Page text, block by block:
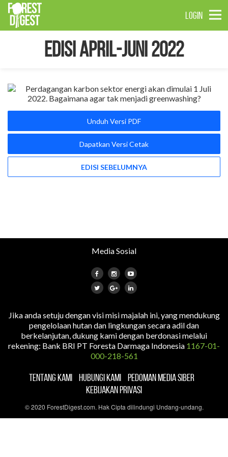
LOGIN
Edisi April-Juni 2022
Unduh Versi PDF
Dapatkan Versi Cetak
EDISI SEBELUMNYA
Media Sosial
Jika anda setuju dengan visi misi majalah ini, yang mendukung
pengelolaan hutan dan lingkungan secara adil dan
berkelanjutan, dukung kami dengan berdonasi melalui
rekening: Bank BRI PT Foresta Darmaga Indonesia 1167-01-
000-218-561
TENTANG KAMI HUBUNGI KAMI
PEDOMAN MEDIA SIBER
KEBIJAKAN PRIVASI
© 2020 ForestDigest.com. Hak Cipta dilindungi Undang-undang.